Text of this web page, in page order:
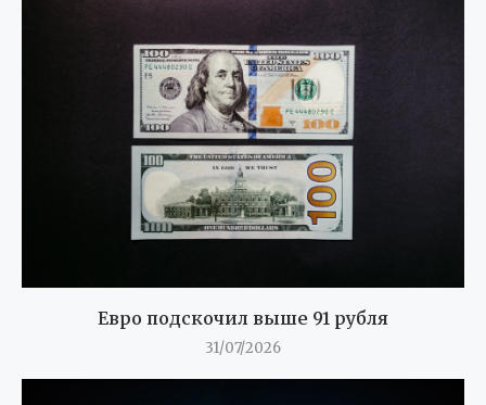
Евро подскочил выше 91 рубля
31/07/2026